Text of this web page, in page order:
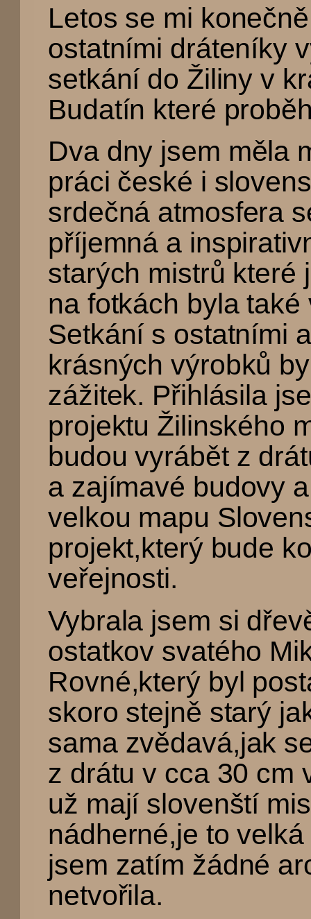
Letos se mi
ostatními dráteníky
setkání do Žiliny v
Budatín které
Dva dny jsem měla
práci české i
srdečná atmosfera
příjemná a
starých mistrů které
na fotkách byla
Setkání s ostatními
krásných výrobků
zážitek. Přihlásila
projektu Žilinského
budou vyrábět z
a zajímavé budovy
velkou mapu
projekt,který bude
veřejnosti.
Vybrala jsem si
ostatkov svatého
Rovné,který byl
skoro stejně starý
sama zvědavá,jak
z drátu v cca 30 cm
už mají slovenští
nádherné,je to
jsem zatím žádné
netvořila.